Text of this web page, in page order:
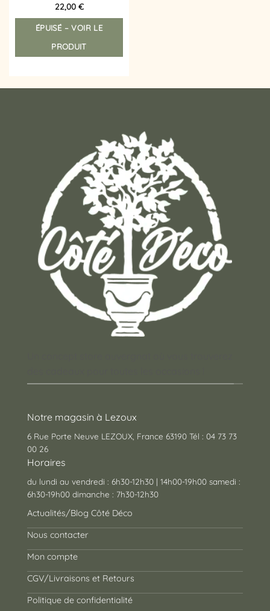
22,00 €
ÉPUISÉ – VOIR LE
PRODUIT
Notre magasin à Lezoux
6 Rue Porte Neuve LEZOUX, France 63190 Tél : 04 73 73
00 26
Horaires
du lundi au vendredi : 6h30-12h30 | 14h00-19h00 samedi :
6h30-19h00 dimanche : 7h30-12h30
Actualités/Blog Côté Déco
Nous contacter
Mon compte
CGV/Livraisons et Retours
Politique de confidentialité